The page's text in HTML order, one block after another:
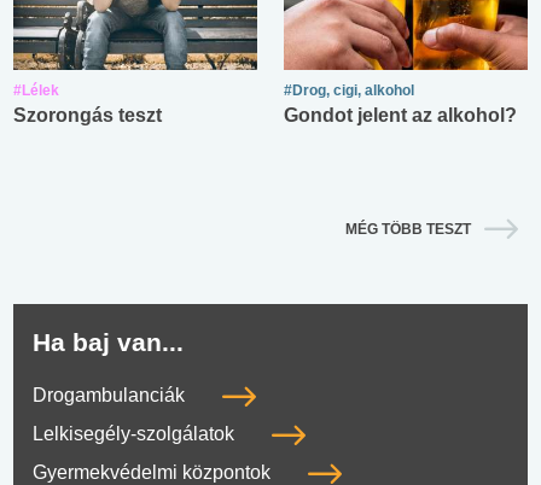
#Lélek
Szorongás teszt
#Drog, cigi, alkohol
Gondot jelent az alkohol?
MÉG TÖBB TESZT
Ha baj van...
Drogambulanciák
Lelkisegély-szolgálatok
Gyermekvédelmi központok